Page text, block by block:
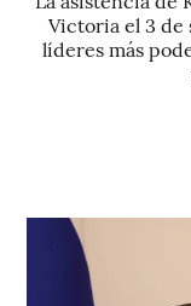
Victoria el 3 de
líderes más